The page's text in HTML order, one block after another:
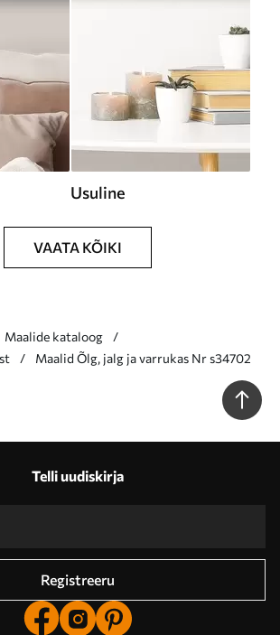
Usuline
VAATA KÕIKI
Maalide kataloog
Maalid Õlg, jalg ja varrukas Nr s34702
Telli uudiskirja
Registreeru